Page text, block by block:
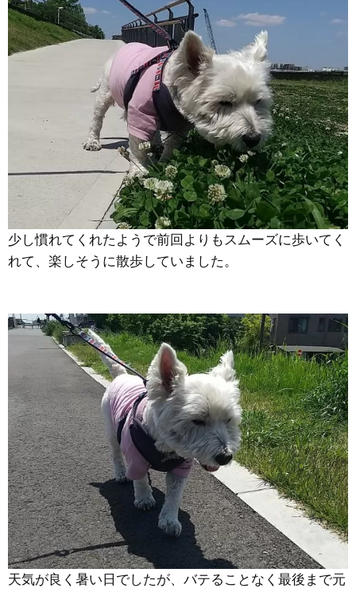
少し慣れてくれたようで前回よりもスムーズに歩いてく
れて、楽しそうに散歩していました。
天気が良く暑い日でしたが、バテることなく最後まで元